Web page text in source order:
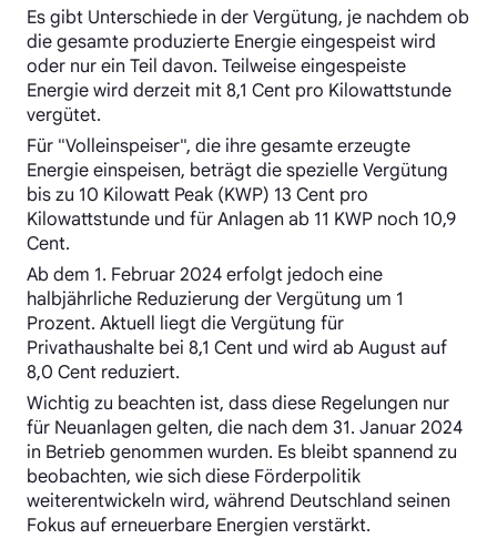
Es gibt Unterschiede in der Vergütung, je nachdem ob
die gesamte produzierte Energie eingespeist wird
oder nur ein Teil davon. Teilweise eingespeiste
Energie wird derzeit mit 8,1 Cent pro Kilowattstunde
vergütet.
Für "Volleinspeiser", die ihre gesamte erzeugte
Energie einspeisen, beträgt die spezielle Vergütung
bis zu 10 Kilowatt Peak (KWP) 13 Cent pro
Kilowattstunde und für Anlagen ab 11 KWP noch 10,9
Cent.
Ab dem 1. Februar 2024 erfolgt jedoch eine
halbjährliche Reduzierung der Vergütung um 1
Prozent. Aktuell liegt die Vergütung für
Privathaushalte bei 8,1 Cent und wird ab August auf
8,0 Cent reduziert.
Wichtig zu beachten ist, dass diese Regelungen nur
für Neuanlagen gelten, die nach dem 31. Januar 2024
in Betrieb genommen wurden. Es bleibt spannend zu
beobachten, wie sich diese Förderpolitik
weiterentwickeln wird, während Deutschland seinen
Fokus auf erneuerbare Energien verstärkt.